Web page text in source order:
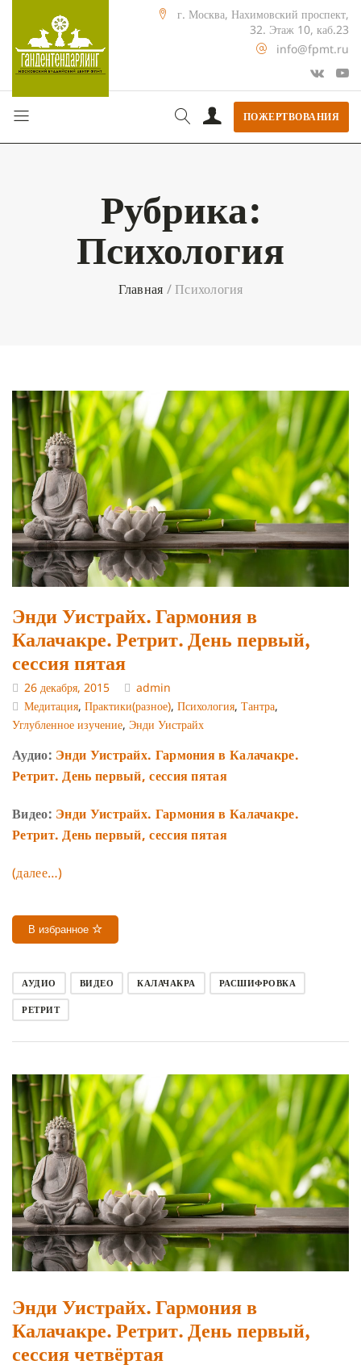
г. Москва, Нахимовский проспект,
32. Этаж 10, каб.23
info@fpmt.ru
ПОЖЕРТВОВАНИЯ
Рубрика:
Психология
Главная / Психология
Энди Уистрайх. Гармония в
Калачакре. Ретрит. День первый,
сессия пятая
26 декабря, 2015
admin
Медитация, Практики(разное), Психология, Тантра,
Углубленное изучение, Энди Уистрайх
Аудио: Энди Уистрайх. Гармония в Калачакре.
Ретрит. День первый, сессия пятая
Видео: Энди Уистрайх. Гармония в Калачакре.
Ретрит. День первый, сессия пятая
(далее…)
В избранное
АУДИО ВИДЕО КАЛАЧАКРА РАСШИФРОВКА
РЕТРИТ
Энди Уистрайх. Гармония в
Калачакре. Ретрит. День первый,
сессия четвёртая